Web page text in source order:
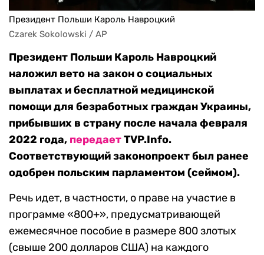
Президент Польши Кароль Навроцкий
Czarek Sokolowski / AP
Президент Польши Кароль Навроцкий
наложил вето на закон о социальных
выплатах и бесплатной медицинской
помощи для безработных граждан Украины,
прибывших в страну после начала февраля
2022 года, передаетTVP.Info.
Соответствующий законопроект был ранее
одобрен польским парламентом (сеймом).
Речь идет, в частности, о праве на участие в
программе «800+», предусматривающей
ежемесячное пособие в размере 800 злотых
(свыше 200 долларов США) на каждого